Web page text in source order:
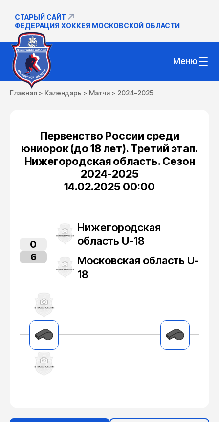
СТАРЫЙ САЙТ
ФЕДЕРАЦИЯ ХОККЕЯ МОСКОВСКОЙ ОБЛАСТИ
Меню
Главная > Календарь > Матчи > 2024-2025
Первенство России среди
юниорок (до 18 лет). Третий этап.
Нижегородская область. Сезон
2024-2025
14.02.2025 00:00
Нижегородская
область U-18
0
6
Московская область U-
18